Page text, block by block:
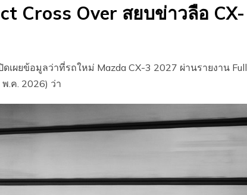
Cross Over สยบข่าวลือ CX-
เผยข้อมูลว่าที่รถใหม่ Mazda CX-3 2027 ผ่านรายงาน Full
.ค. 2026) ว่า